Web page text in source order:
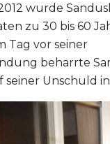
wurde
zu 30 bis 60
Tag vor seiner
beharrte
seiner Unschuld